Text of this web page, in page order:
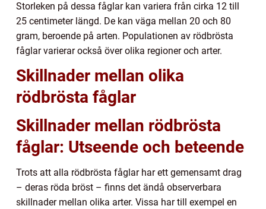
Storleken på dessa fåglar kan variera från cirka 12 till
25 centimeter längd. De kan väga mellan 20 och 80
gram, beroende på arten. Populationen av rödbrösta
fåglar varierar också över olika regioner och arter.
Skillnader mellan olika
rödbrösta fåglar
Skillnader mellan rödbrösta
fåglar: Utseende och beteende
Trots att alla rödbrösta fåglar har ett gemensamt drag
– deras röda bröst – finns det ändå observerbara
skillnader mellan olika arter. Vissa har till exempel en